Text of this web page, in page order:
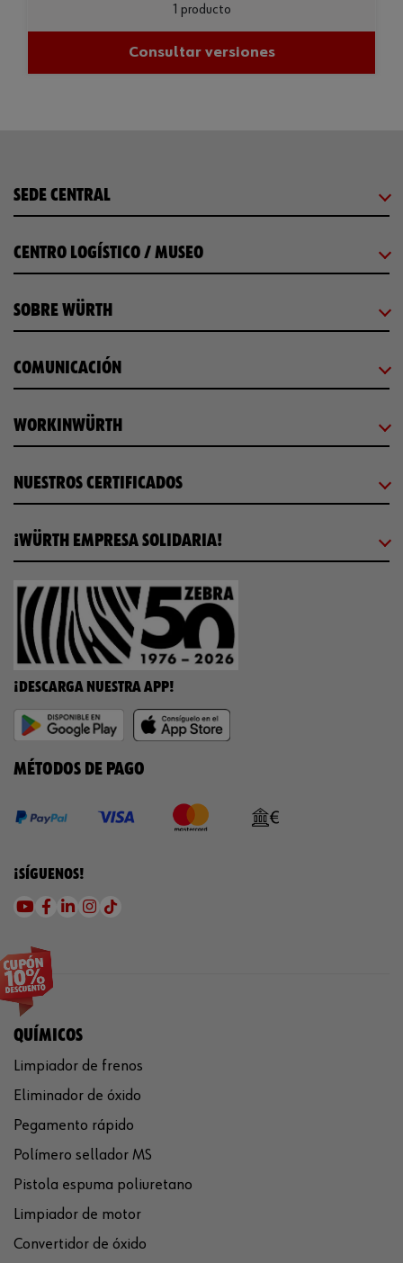
1 producto
Consultar versiones
SEDE CENTRAL
CENTRO LOGÍSTICO / MUSEO
SOBRE WÜRTH
COMUNICACIÓN
WORKINWÜRTH
NUESTROS CERTIFICADOS
¡WÜRTH EMPRESA SOLIDARIA!
¡DESCARGA NUESTRA APP!
MÉTODOS DE PAGO
¡SÍGUENOS!
QUÍMICOS
Limpiador de frenos
Eliminador de óxido
Pegamento rápido
Polímero sellador MS
Pistola espuma poliuretano
Limpiador de motor
Convertidor de óxido